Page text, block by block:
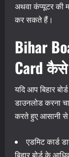
अथवा कंप्यूटर की
कर सकते हैं।
Bihar
Card
यदि आप बिहार
डाउनलोड करना
करते हुए आसानी
एडमिट कार्ड